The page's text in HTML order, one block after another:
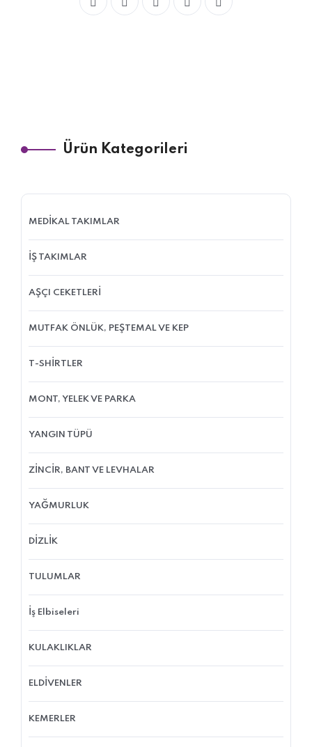
Ürün Kategorileri
MEDİKAL TAKIMLAR
İŞ TAKIMLAR
AŞÇI CEKETLERİ
MUTFAK ÖNLÜK, PEŞTEMAL VE KEP
T-SHİRTLER
MONT, YELEK VE PARKA
YANGIN TÜPÜ
ZİNCİR, BANT VE LEVHALAR
YAĞMURLUK
DİZLİK
TULUMLAR
İş Elbiseleri
KULAKLIKLAR
ELDİVENLER
KEMERLER